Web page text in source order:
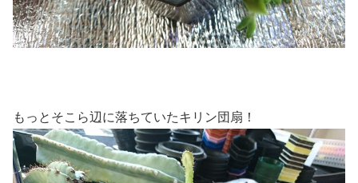
もっとそこら辺に落ちていたキリン団扇！